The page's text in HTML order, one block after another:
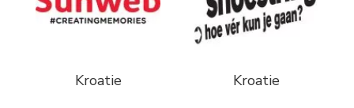
Kroatie Kroatie